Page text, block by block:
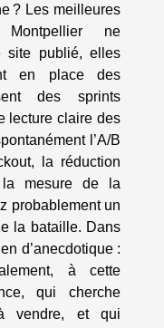
? Les meilleures
ne
site publié, elles
en place des
des sprints
lecture claire des
l’A/B
la réduction
mesure de la
probablement un
la bataille. Dans
d’anecdotique :
à cette
qui cherche
vendre, et qui